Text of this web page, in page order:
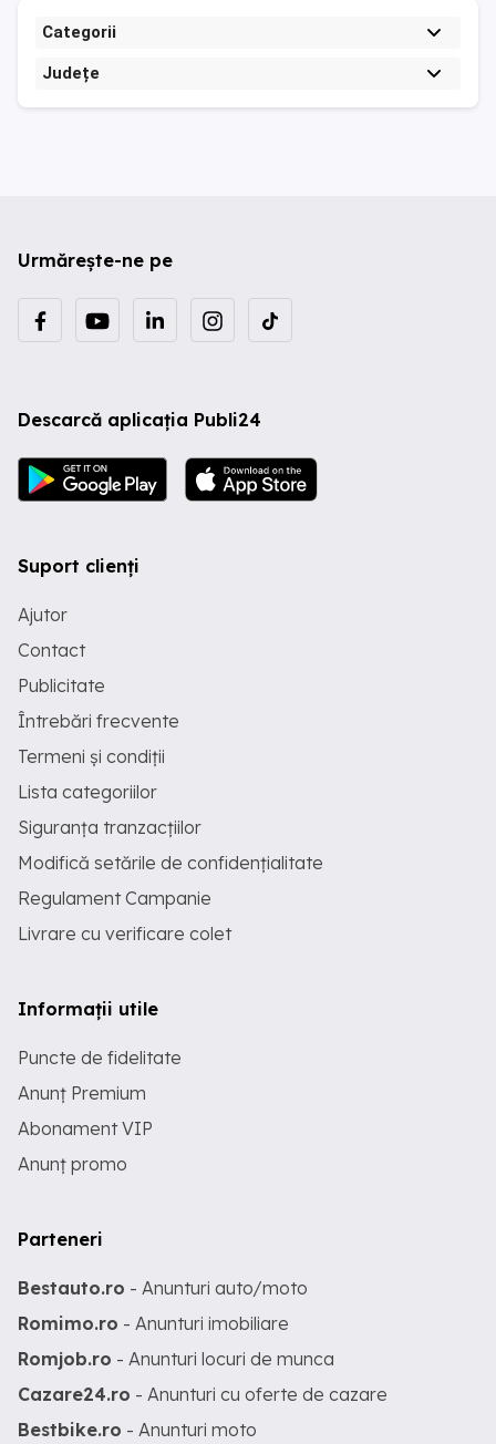
Categorii
Județe
Urmărește-ne pe
Descarcă aplicația Publi24
Suport clienți
Ajutor
Contact
Publicitate
Întrebări frecvente
Termeni și condiții
Lista categoriilor
Siguranța tranzacțiilor
Modifică setările de confidențialitate
Regulament Campanie
Livrare cu verificare colet
Informații utile
Puncte de fidelitate
Anunț Premium
Abonament VIP
Anunț promo
Parteneri
Bestauto.ro - Anunturi auto/moto
Romimo.ro - Anunturi imobiliare
Romjob.ro - Anunturi locuri de munca
Cazare24.ro - Anunturi cu oferte de cazare
Bestbike.ro - Anunturi moto